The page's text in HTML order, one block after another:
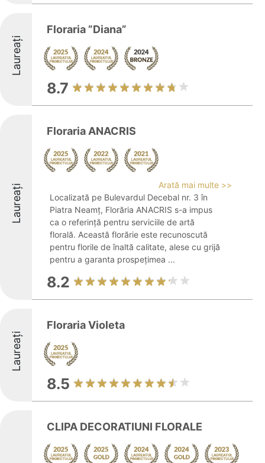
Laureați
Floraria ”Diana”
8.7
Laureați
Floraria ANACRIS
Arată mai multe >>
Localizată pe Bulevardul Decebal nr. 3 în
Piatra Neamț, Florăria ANACRIS s-a impus
ca o referință pentru serviciile de artă
florală. Această florărie este recunoscută
pentru florile de înaltă calitate, alese cu grijă
pentru a garanta prospețimea ...
8.2
Laureați
Floraria Violeta
8.5
CLIPA DECORATIUNI FLORALE